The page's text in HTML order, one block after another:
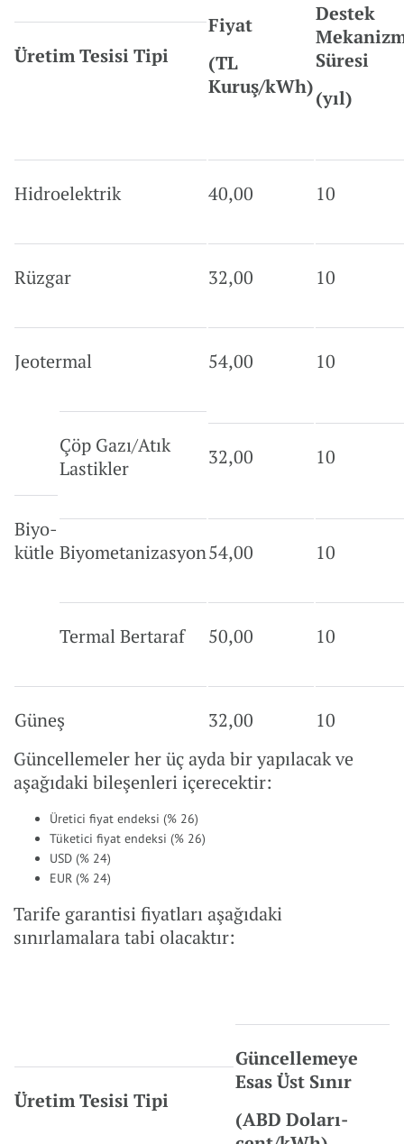
Üretim Tesisi Tipi
Fiyat
(TL
Kuruş/kWh)
Destek
Süresi
(yıl)
Hidroelektrik 40,00 10
Rüzgar 32,00 10
Jeotermal 54,00 10
Biyo-
kütle
Çöp Gazı/Atık
Lastikler
32,00 10
Biyometanizasyon54,00 10
Termal Bertaraf 50,00 10
Güneş 32,00
10
Güncellemeler her üç ayda bir yapılacak ve
aşağıdaki bileşenleri içerecektir:
Üretici fiyat endeksi (% 26)
Tüketici fiyat endeksi (% 26)
USD (% 24)
EUR (% 24)
Tarife garantisi fiyatları aşağıdaki
sınırlamalara tabi olacaktır:
Üretim Tesisi Tipi
Güncellemeye
Esas Üst Sınır
(ABD Doları-